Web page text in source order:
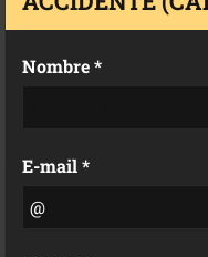
Nombre *
E-mail *